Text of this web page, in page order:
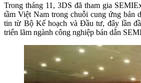
Trong tháng 11, 3DS đã tham gia
tầm Việt Nam trong chuỗi cung ứng bán
tin từ Bộ Kế hoạch và Đầu tư, đây lần
triển lãm ngành công nghiệp bán dẫn